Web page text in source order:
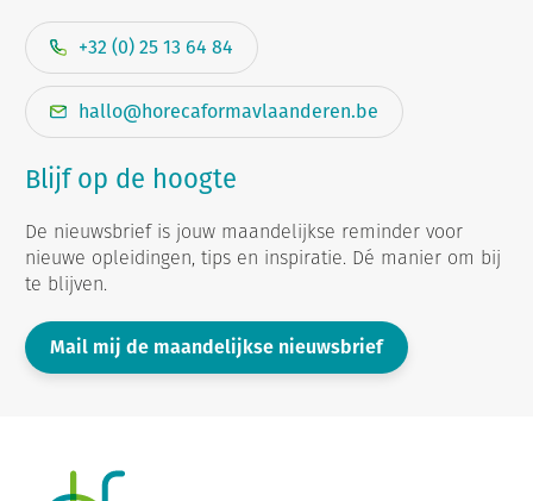
+32 (0) 25 13 64 84
hallo@horecaformavlaanderen.be
Blijf op de hoogte
De nieuwsbrief is jouw maandelijkse reminder voor
nieuwe opleidingen, tips en inspiratie. Dé manier om bij
te blijven.
Mail mij de maandelijkse nieuwsbrief